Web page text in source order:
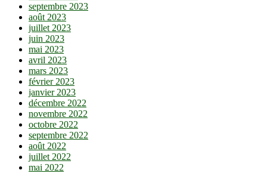
septembre 2023
août 2023
juillet 2023
juin 2023
mai 2023
avril 2023
mars 2023
février 2023
janvier 2023
décembre 2022
novembre 2022
octobre 2022
septembre 2022
août 2022
juillet 2022
mai 2022